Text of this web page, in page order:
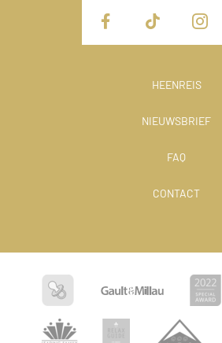
HEENREIS
NIEUWSBRIEF
FAQ
CONTACT